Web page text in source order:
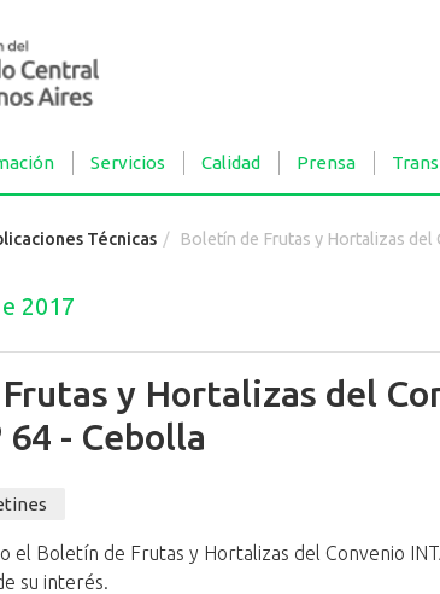
Servicios Calidad Prensa
Técnicas Boletín de Frutas y Hortalizas del Convenio INTA- CMCBA
2017
y Hortalizas del
64 - Cebolla
el Boletín de Frutas y Hortalizas del Convenio
su interés.